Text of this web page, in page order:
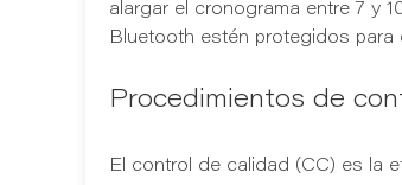
alargar el cronograma entre 7 y
Bluetooth estén protegidos
Procedimientos de
El control de calidad (CC) es la